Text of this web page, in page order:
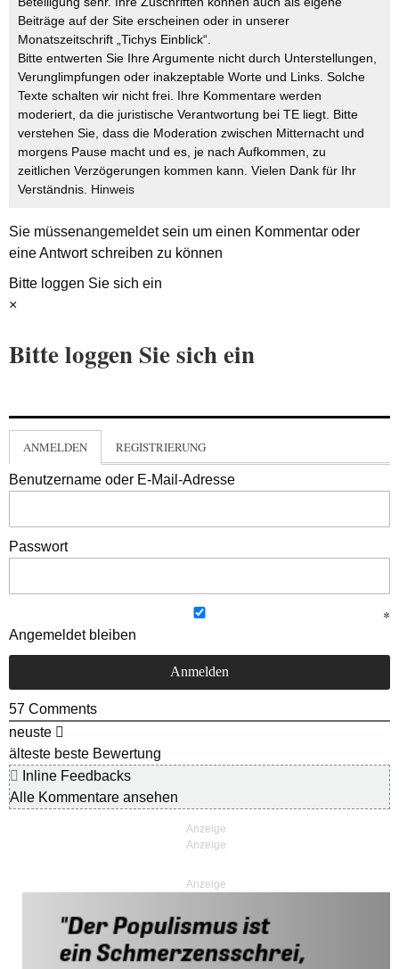
Beiträge auf der Site erscheinen oder in unserer
Monatszeitschrift „Tichys Einblick“.
Bitte entwerten Sie Ihre Argumente nicht durch Unterstellungen,
Verunglimpfungen oder inakzeptable Worte und Links. Solche
Texte schalten wir nicht frei. Ihre Kommentare werden
moderiert, da die juristische Verantwortung bei TE liegt. Bitte
verstehen Sie, dass die Moderation zwischen Mitternacht und
morgens Pause macht und es, je nach Aufkommen, zu
zeitlichen Verzögerungen kommen kann. Vielen Dank für Ihr
Verständnis. Hinweis
Sie müssenangemeldetsein um einen Kommentar oder
eine Antwort schreiben zu können
Bitte loggen Sie sich ein
×
Bitte loggen Sie sich ein
ANMELDEN REGISTRIERUNG
Benutzername oder E-Mail-Adresse
Passwort
Angemeldet bleiben
57 Comments
neuste
älteste beste Bewertung
Inline Feedbacks
Alle Kommentare ansehen
Anzeige